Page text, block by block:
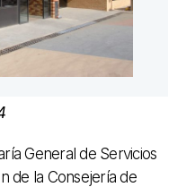
General de Servicios
de la Consejería de